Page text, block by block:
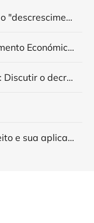
Do "decrescimento" ao "descrescimento": contribuições para o debate
A Teoria do Decrescimento Económico: A necessidade de um debate aberto
ISEE-Degrowth 2025: Discutir o decrescimento num estado petrolífero e os terríveis dilemas da modernidade colonial
Decrescimento: conceito e sua aplicação, do bairro ao território